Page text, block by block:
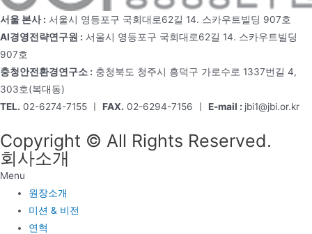
서울 본사 : 서울시 영등포구 국회대로62길 14. 스카우트빌딩 907호
AI경영전략연구원 : 서울시 영등포구 국회대로62길 14. 스카우트빌딩
907호
충청안전환경연구소 : 충청북도 청주시 흥덕구 가로수로 1337번길 4,
303호(복대동)
TEL. 02-6274-7155 ㅣ FAX. 02-6294-7156 ㅣ E-mail : jbi1@jbi.or.kr
Copyright © All Rights Reserved.
회사소개
Menu
원장소개
미션 & 비전
연혁